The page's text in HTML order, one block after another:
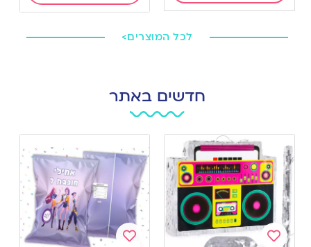
לכל המוצרים>
חדשים באתר